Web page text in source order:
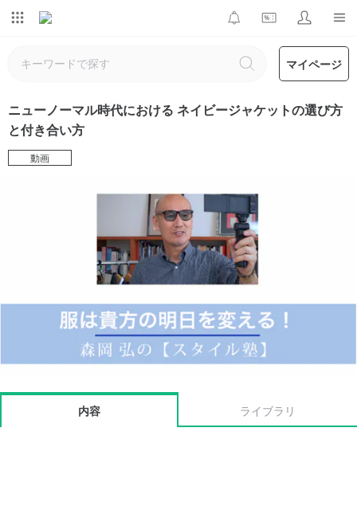
マイページ
ニューノーマル時代における ネイビージャケットの選び方
と付き合い方
動画
内容 ライブラリ